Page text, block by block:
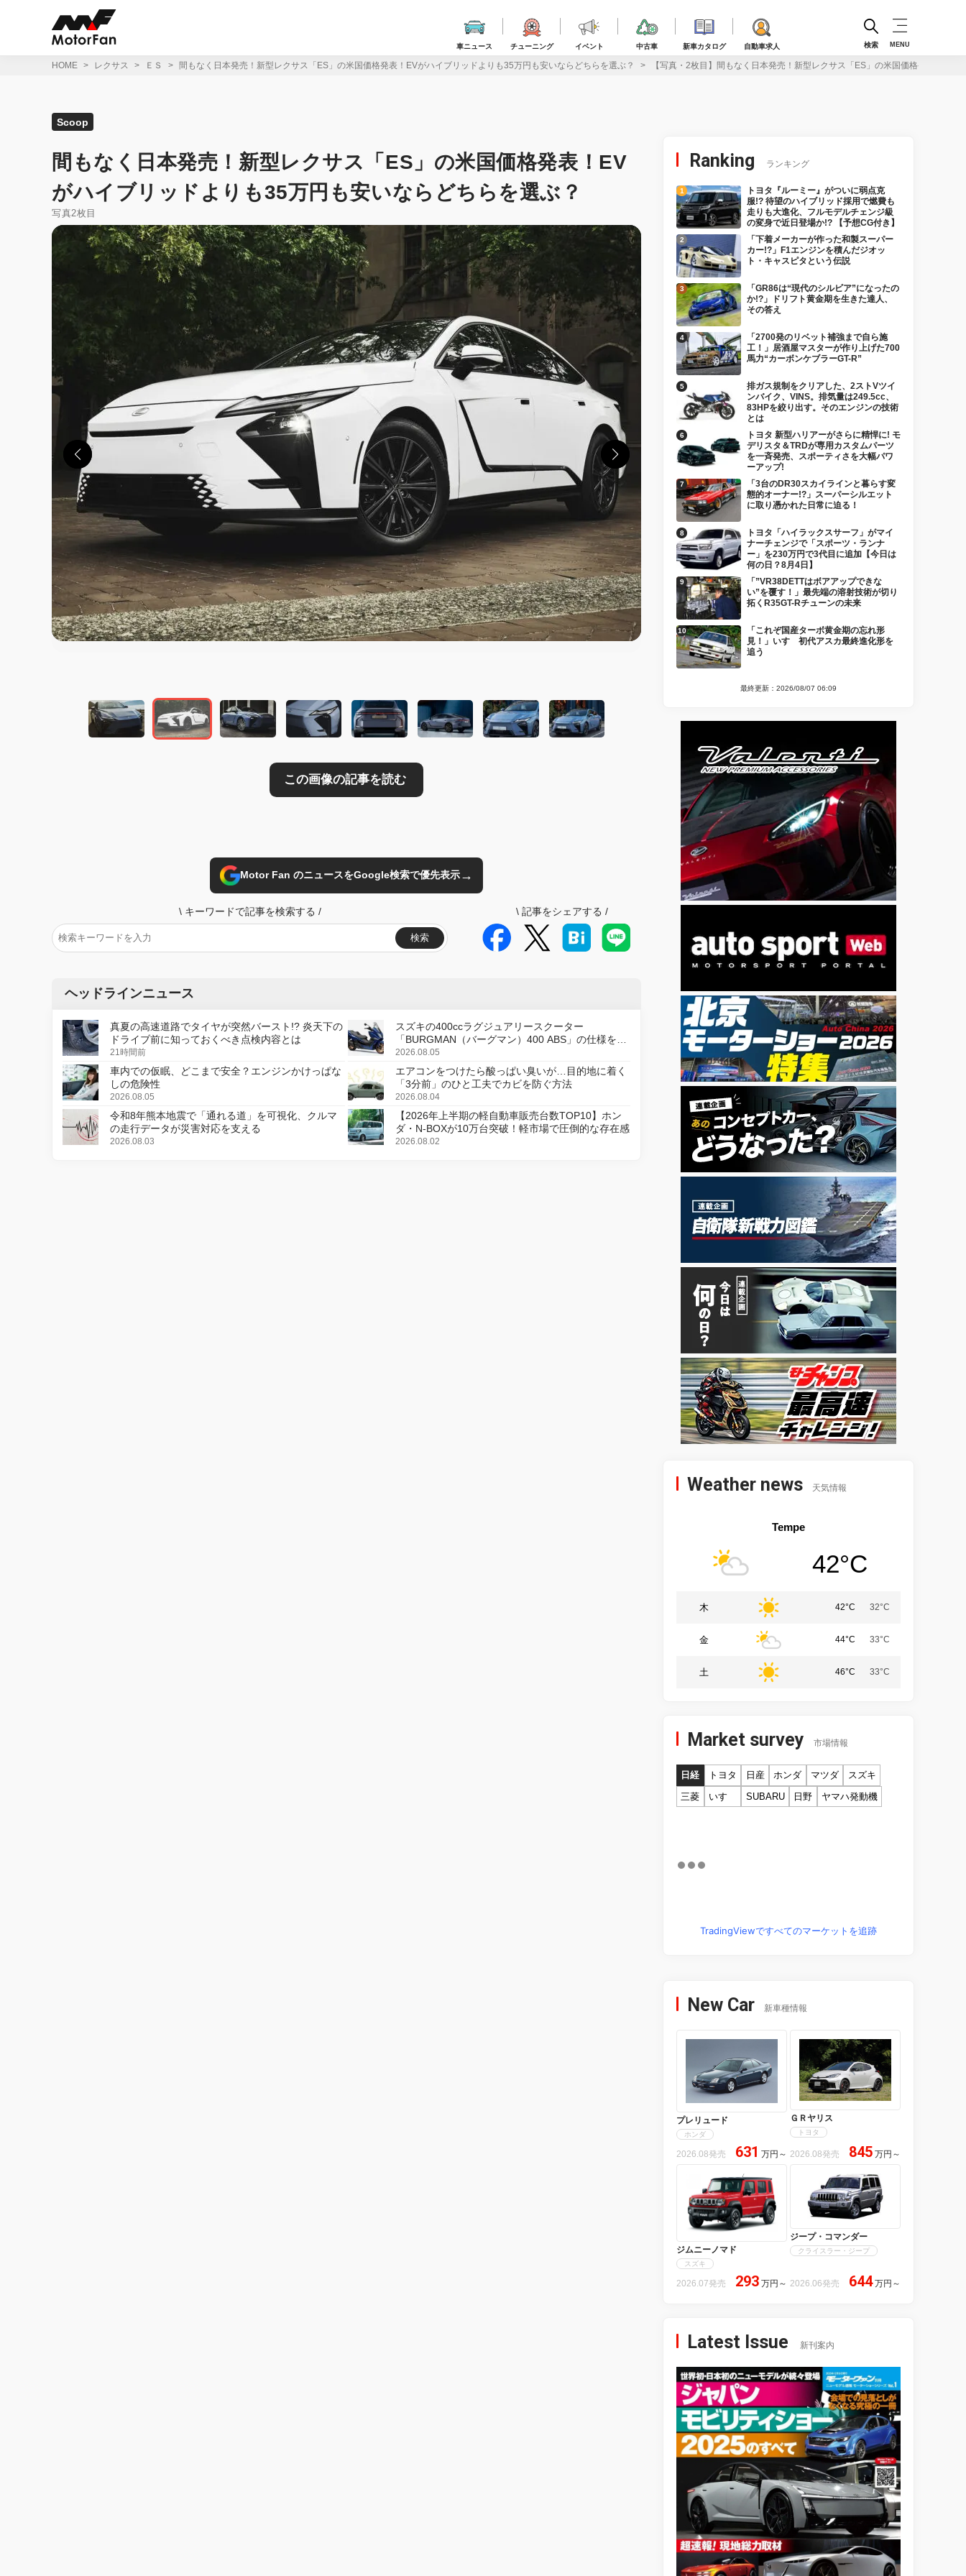
車ニュース チューニング イベント 中古車 新車カタログ 自動車求人 検索 MENU
HOME レクサス ＥＳ 間もなく日本発売！新型レクサス「ES」の米国価格発表！EVがハイブリッドよりも35万円も安いならどちらを選ぶ？ 【写真・2枚目】間もなく日本発売！新型レクサス「ES」の米国価格発表！EV
Scoop
間もなく日本発売！新型レクサス「ES」の米国価格発表！EV
がハイブリッドよりも35万円も安いならどちらを選ぶ？
写真2枚目
Motor Fan のニュースをGoogle検索で優先表示→
\ キーワードで記事を検索する /
検索
\ 記事をシェアする /
ヘッドラインニュース
真夏の高速道路でタイヤが突然バースト!? 炎天下の
ドライブ前に知っておくべき点検内容とは
21時間前
スズキの400ccラグジュアリースクーター
「BURGMAN（バーグマン）400 ABS」の仕様を変
更し、8月18日に発売
2026.08.05
車内での仮眠、どこまで安全？エンジンかけっぱな
しの危険性
2026.08.05
エアコンをつけたら酸っぱい臭いが…目的地に着く
「3分前」のひと工夫でカビを防ぐ方法
2026.08.04
令和8年熊本地震で「通れる道」を可視化、クルマ
の走行データが災害対応を支える
2026.08.03
【2026年上半期の軽自動車販売台数TOP10】ホン
ダ・N-BOXが10万台突破！軽市場で圧倒的な存在感
2026.08.02
Ranking ランキング
トヨタ『ルーミー』がついに弱点克
服!? 待望のハイブリッド採用で燃費も
走りも大進化、フルモデルチェンジ級
の変身で近日登場か!? 【予想CG付き】
「下着メーカーが作った和製スーパー
カー!?」F1エンジンを積んだジオッ
ト・キャスピタという伝説
「GR86は“現代のシルビア”になったの
か!?」ドリフト黄金期を生きた達人、
その答え
「2700発のリベット補強まで自ら施
工！」居酒屋マスターが作り上げた700
馬力“カーボンケブラーGT-R”
排ガス規制をクリアした、2ストVツイ
ンバイク、VINS。排気量は249.5cc、
83HPを絞り出す。そのエンジンの技術
とは
トヨタ 新型ハリアーがさらに精悍に! モ
デリスタ＆TRDが専用カスタムパーツ
を一斉発売、スポーティさを大幅パワ
ーアップ!
「3台のDR30スカイラインと暮らす変
態的オーナー!?」スーパーシルエット
に取り憑かれた日常に迫る！
トヨタ「ハイラックスサーフ」がマイ
ナーチェンジで「スポーツ・ランナ
ー」を230万円で3代目に追加【今日は
何の日？8月4日】
「”VR38DETTはボアアップできな
い”を覆す！」最先端の溶射技術が切り
拓くR35GT-Rチューンの未来
「これぞ国産ターボ黄金期の忘れ形
見！」いすゞ初代アスカ最終進化形を
追う
最終更新：2026/08/07 06:09
Weather news 天気情報
Tempe
42°C
木 42°C 32°C
金 44°C 33°C
土 46°C 33°C
Market survey 市場情報
日経 トヨタ 日産 ホンダ マツダ
スズキ
三菱
いすゞ SUBARU 日野 ヤマハ発動機
TradingViewですべてのマーケットを追跡
New Car 新車種情報
プレリュード
ホンダ
2026.08発売 631 万円 ～
ＧＲヤリス
トヨタ
2026.08発売 845 万円 ～
ジムニーノマド
スズキ
2026.07発売 293 万円 ～
ジープ・コマンダー
クライスラー・ジープ
2026.06発売 644万円 ～
Latest Issue 新刊案内